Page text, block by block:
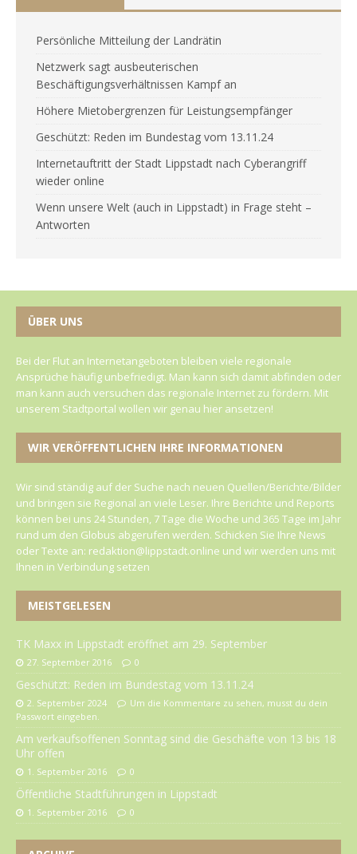
Persönliche Mitteilung der Landrätin
Netzwerk sagt ausbeuterischen
Beschäftigungsverhältnissen Kampf an
Höhere Mietobergrenzen für Leistungsempfänger
Geschützt: Reden im Bundestag vom 13.11.24
Internetauftritt der Stadt Lippstadt nach Cyberangriff
wieder online
Wenn unsere Welt (auch in Lippstadt) in Frage steht –
Antworten
ÜBER UNS
Bei der Flut an Internetangeboten bleiben viele regionale
Ansprüche häufig unbefriedigt. Man kann sich damit abfinden oder
man kann auch versuchen das regionale Internet zu fördern. Mit
unserem Stadtportal wollen wir genau hier ansetzen!
WIR VERÖFFENTLICHEN IHRE INFORMATIONEN
Wir sind ständig auf der Suche nach neuen Quellen/Berichte/Bilder
und bringen sie Regional an viele Leser. Ihre Berichte und Reports
können bei uns 24 Stunden, 7 Tage die Woche und 365 Tage im Jahr
rund um den Globus abgerufen werden. Schicken Sie Ihre News
oder Texte an: redaktion@lippstadt.online und wir werden uns mit
Ihnen in Verbindung setzen
MEISTGELESEN
TK Maxx in Lippstadt eröffnet am 29. September
27. September 2016 0
Geschützt: Reden im Bundestag vom 13.11.24
2. September 2024
Um die Kommentare zu sehen, musst du dein
Passwort eingeben.
Am verkaufsoffenen Sonntag sind die Geschäfte von 13 bis 18
Uhr offen
1. September 2016 0
Öffentliche Stadtführungen in Lippstadt
1. September 2016 0